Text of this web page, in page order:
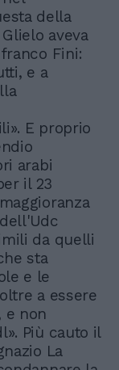
della
aveva
Fini:
e a
E proprio
arabi
il 23
da quelli
sta
e le
a essere
e non
Più cauto il
La